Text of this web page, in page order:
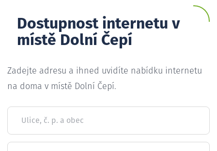
Dostupnost internetu v
místě Dolní Čepí
Zadejte adresu a ihned uvidíte nabídku internetu
na doma v místě Dolní Čepí.
Ulice, č. p. a obec